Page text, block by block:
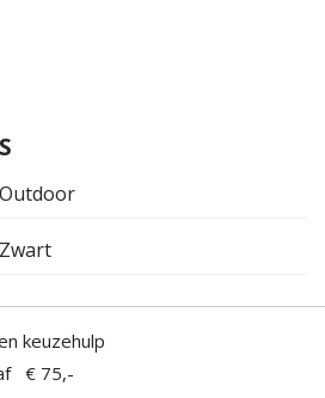
Outdoor
Zwart
keuzehulp
€ 75,-